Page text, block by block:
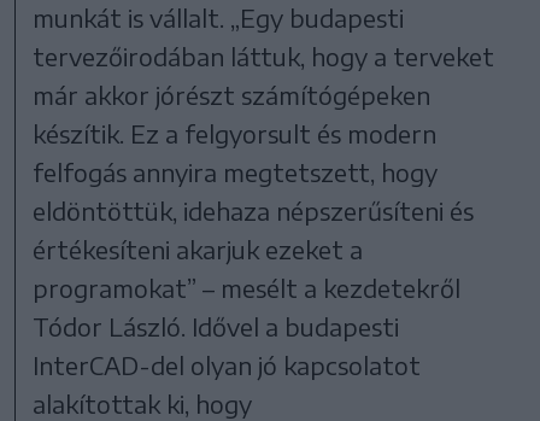
munkát is vállalt. „Egy budapesti
tervezőirodában láttuk, hogy a terveket
már akkor jórészt számítógépeken
készítik. Ez a felgyorsult és modern
felfogás annyira megtetszett, hogy
eldöntöttük, idehaza népszerűsíteni és
értékesíteni akarjuk ezeket a
programokat” – mesélt a kezdetekről
Tódor László. Idővel a budapesti
InterCAD-del olyan jó kapcsolatot
alakítottak ki, hogy